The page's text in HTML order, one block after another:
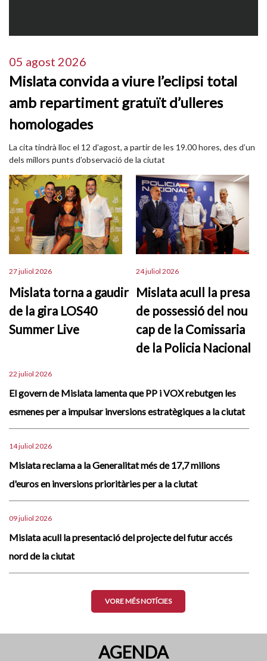
05 agost 2026
Mislata convida a viure l’eclipsi total
amb repartiment gratuït d’ulleres
homologades
La cita tindrà lloc el 12 d’agost, a partir de les 19.00 hores, des d’un
dels millors punts d’observació de la ciutat
27 juliol 2026
Mislata torna a gaudir
de la gira LOS40
Summer Live
24 juliol 2026
Mislata acull la presa
de possessió del nou
cap de la Comissaria
de la Policia Nacional
22 juliol 2026
El govern de Mislata lamenta que PP i VOX rebutgen les
esmenes per a impulsar inversions estratègiques a la ciutat
14 juliol 2026
Mislata reclama a la Generalitat més de 17,7 milions
d'euros en inversions prioritàries per a la ciutat
09 juliol 2026
Mislata acull la presentació del projecte del futur accés
nord de la ciutat
VORE MÉS NOTÍCIES
AGENDA